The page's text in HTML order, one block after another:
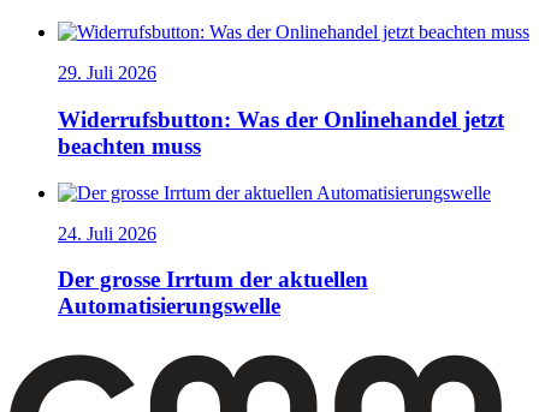
29. Juli 2026
Widerrufsbutton: Was der Onlinehandel jetzt
beachten muss
24. Juli 2026
Der grosse Irrtum der aktuellen
Automatisierungswelle